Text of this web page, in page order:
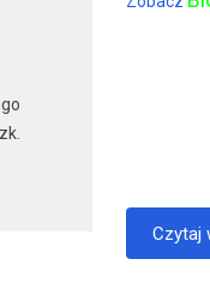
Czytaj